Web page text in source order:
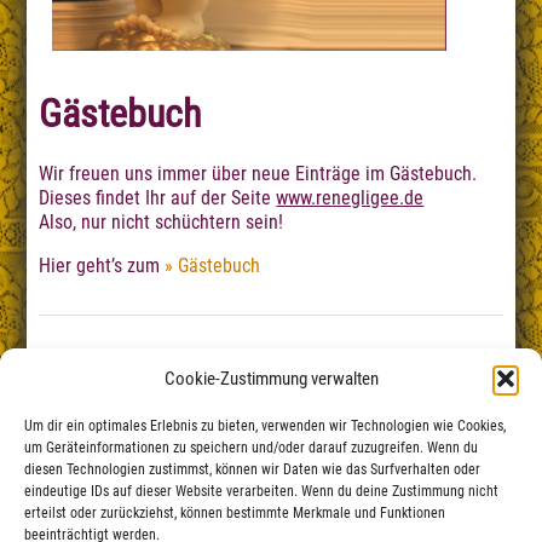
Cookie-Zustimmung verwalten
Um dir ein optimales Erlebnis zu bieten, verwenden wir Technologien wie Cookies,
um Geräteinformationen zu speichern und/oder darauf zuzugreifen. Wenn du
diesen Technologien zustimmst, können wir Daten wie das Surfverhalten oder
eindeutige IDs auf dieser Website verarbeiten. Wenn du deine Zustimmung nicht
erteilst oder zurückziehst, können bestimmte Merkmale und Funktionen
beeinträchtigt werden.
Gästebuch
Wir freuen uns immer über neue Einträge im Gästebuch.
Dieses findet Ihr auf der Seitewww.renegligee.de
Also, nur nicht schüchtern sein!
Hier geht’s zum
Gästebuch